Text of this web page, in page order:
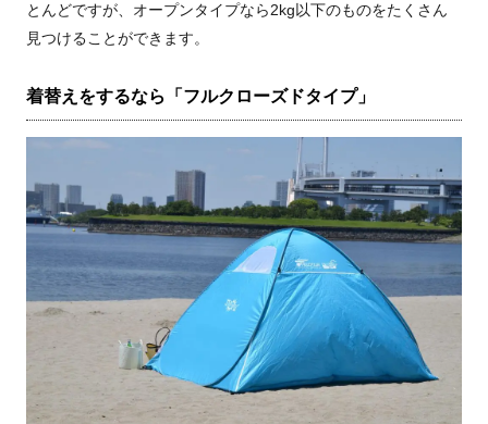
とんどですが、オープンタイプなら2kg以下のものをたくさん
見つけることができます。
着替えをするなら「フルクローズドタイプ」